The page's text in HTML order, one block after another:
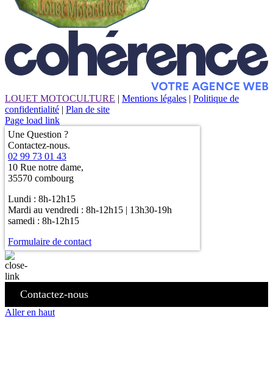
LOUET MOTOCULTURE | Mentions légales | Politique de
confidentialité | Plan de site
Page load link
Une Question ?
Contactez-nous.
02 99 73 01 43
10 Rue notre dame,
35570 combourg
Lundi : 8h-12h15
Mardi au vendredi : 8h-12h15 | 13h30-19h
samedi : 8h-12h15
Formulaire de contact
Contactez-nous
Aller en haut